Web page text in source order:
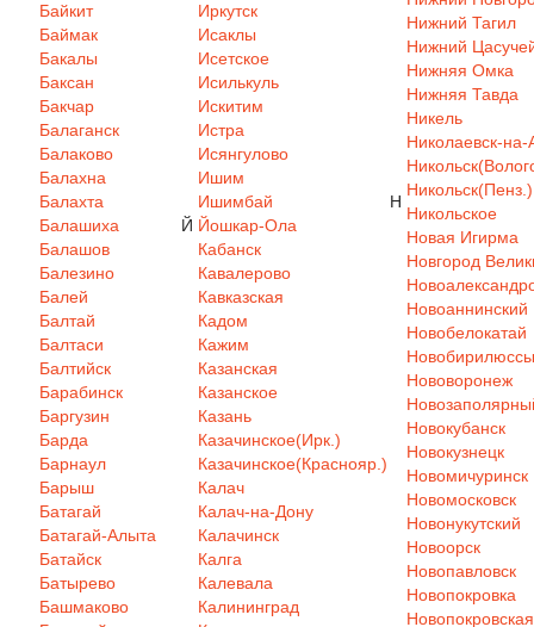
Байкит
Баймак
Бакалы
Баксан
Бакчар
Балаганск
Балаково
Балахна
Балахта
Балашиха
Балашов
Балезино
Балей
Балтай
Балтаси
Балтийск
Барабинск
Баргузин
Барда
Барнаул
Барыш
Батагай
Батагай-Алыта
Батайск
Батырево
Башмаково
Иркутск
Исаклы
Исетское
Исилькуль
Искитим
Истра
Исянгулово
Ишим
Ишимбай
Й Йошкар-Ола
Кабанск
Кавалерово
Кавказская
Кадом
Кажим
Казанская
Казанское
Казань
Казачинское(Ирк.)
Казачинское(Краснояр.)
Калач
Калач-на-Дону
Калачинск
Калга
Калевала
Калининград
Н
Нижний Тагил
Нижний
Нижняя Омка
Нижняя Тавда
Никель
Николаевск-
Никольск(Пенз.)
Никольское
Новая Игирма
Новгород
Новоаннинский
Новобелокатай
Новобирилюссы
Нововоронеж
Новокубанск
Новокузнецк
Новомичуринск
Новомосковск
Новонукутский
Новоорск
Новопавловск
Новопокровка
Новопокровская